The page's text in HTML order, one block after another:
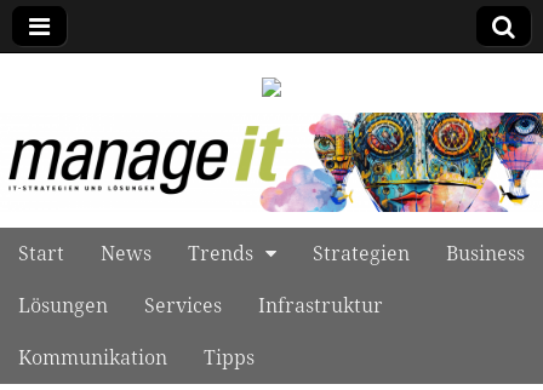
manage it
Main menu
Skip to content
Start News Trends Strategien
Business
Lösungen
Services
Infrastruktur
Kommunikation
Tipps